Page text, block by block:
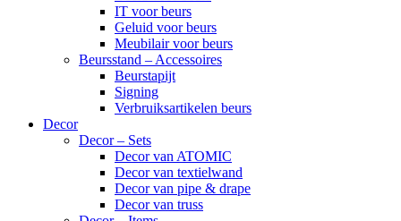
IT voor beurs
Geluid voor beurs
Meubilair voor beurs
Beursstand – Accessoires
Beurstapijt
Signing
Verbruiksartikelen beurs
Decor
Decor – Sets
Decor van ATOMIC
Decor van textielwand
Decor van pipe & drape
Decor van truss